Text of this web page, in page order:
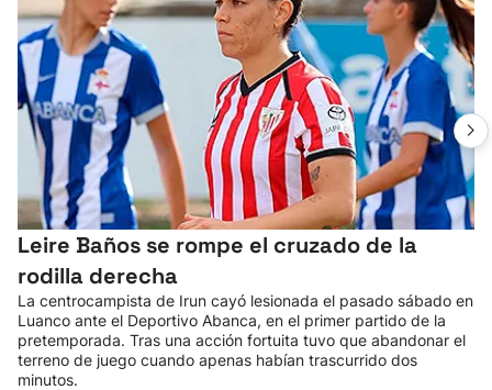
Leire Baños se rompe el cruzado de la
rodilla derecha
La centrocampista de Irun cayó lesionada el pasado sábado en
Luanco ante el Deportivo Abanca, en el primer partido de la
pretemporada. Tras una acción fortuita tuvo que abandonar el
terreno de juego cuando apenas habían trascurrido dos
minutos.